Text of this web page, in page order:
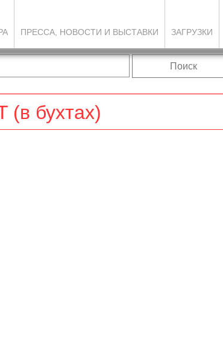
ПРЕССА, НОВОСТИ И ВЫСТАВКИ ЗАГРУЗКИ
Поиск
(в бухтах)